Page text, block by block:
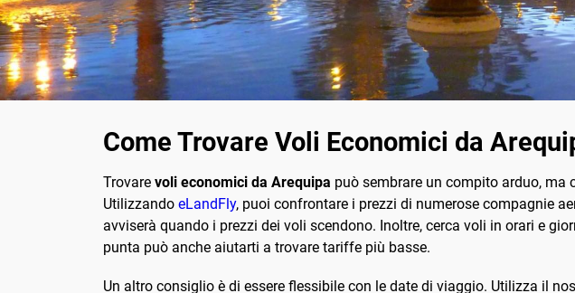
Come Trovare Voli Economici da
Trovare voli economici da Arequipa può sembrare un compito arduo,
Utilizzando eLandFly, puoi confrontare i prezzi di numerose compagnie
avviserà quando i prezzi dei voli scendono. Inoltre, cerca voli in orari e
punta può anche aiutarti a trovare tariffe più basse.
Un altro consiglio è di essere flessibile con le date di viaggio. Utilizza il